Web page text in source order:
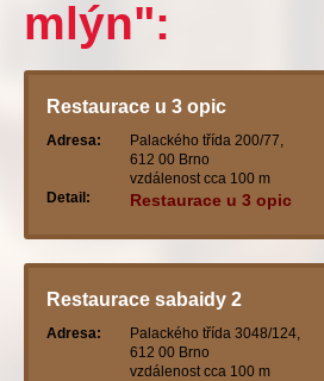
mlýn":
Restaurace u 3 opic
Adresa:
Palackého třída 200/77,
612 00 Brno
vzdálenost cca 100 m
Detail:
Restaurace u 3 opic
Restaurace sabaidy 2
Adresa:
Palackého třída 3048/124,
612 00 Brno
vzdálenost cca 100 m